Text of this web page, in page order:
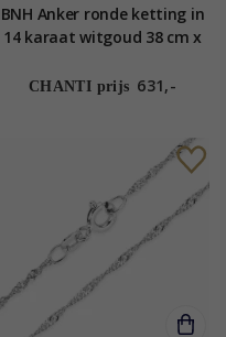
BNH Anker ronde ketting in
14 karaat witgoud 38 cm x
CHANTI prijs 631,-